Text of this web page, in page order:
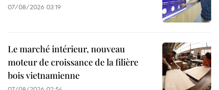
07/08/2026 03:19
Le marché intérieur, nouveau
moteur de croissance de la filière
bois vietnamienne